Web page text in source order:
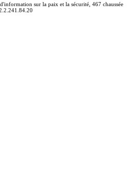
sur la paix et la sécurité, 467 chaussée